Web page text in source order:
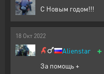
С Новым годом!!!
18 Окт 2022
Alienstar +
За помощь +